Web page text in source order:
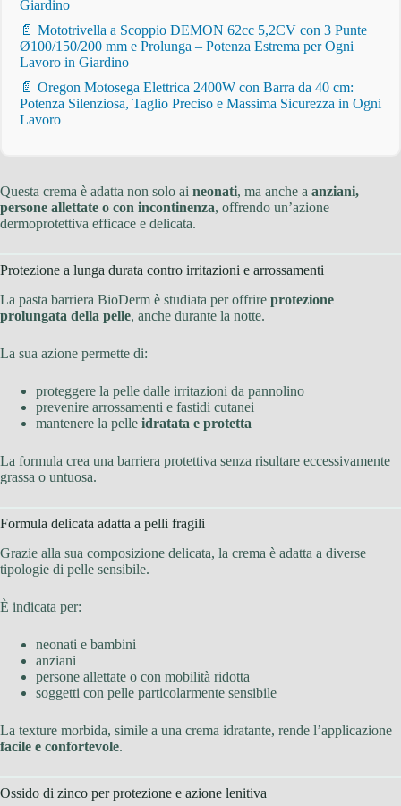
Giardino
📄 Mototrivella a Scoppio DEMON 62cc 5,2CV con 3 Punte
Ø100/150/200 mm e Prolunga – Potenza Estrema per Ogni
Lavoro in Giardino
📄 Oregon Motosega Elettrica 2400W con Barra da 40 cm:
Potenza Silenziosa, Taglio Preciso e Massima Sicurezza in Ogni
Lavoro
Questa crema è adatta non solo ai neonati, ma anche a anziani,
persone allettate o con incontinenza, offrendo un’azione
dermoprotettiva efficace e delicata.
Protezione a lunga durata contro irritazioni e arrossamenti
La pasta barriera BioDerm è studiata per offrire protezione
prolungata della pelle, anche durante la notte.
La sua azione permette di:
proteggere la pelle dalle irritazioni da pannolino
prevenire arrossamenti e fastidi cutanei
mantenere la pelle idratata e protetta
La formula crea una barriera protettiva senza risultare eccessivamente
grassa o untuosa.
Formula delicata adatta a pelli fragili
Grazie alla sua composizione delicata, la crema è adatta a diverse
tipologie di pelle sensibile.
È indicata per:
neonati e bambini
anziani
persone allettate o con mobilità ridotta
soggetti con pelle particolarmente sensibile
La texture morbida, simile a una crema idratante, rende l’applicazione
facile e confortevole.
Ossido di zinco per protezione e azione lenitiva